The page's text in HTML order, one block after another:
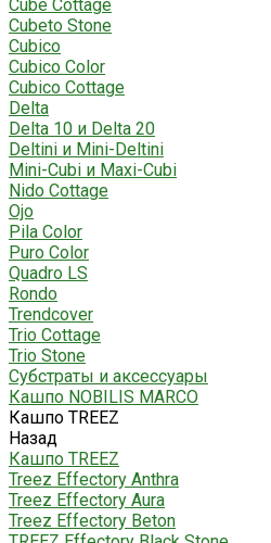
Cube Cottage
Cubeto Stone
Cubico
Cubico Color
Cubico Cottage
Delta
Delta 10 и Delta 20
Deltini и Mini-Deltini
Mini-Cubi и Maxi-Cubi
Nido Cottage
Ojo
Pila Color
Puro Color
Quadro LS
Rondo
Trendcover
Trio Cottage
Trio Stone
Субстраты и аксессуары
Кашпо NOBILIS MARCO
Кашпо TREEZ
Назад
Кашпо TREEZ
Treez Effectory Anthra
Treez Effectory Aura
Treez Effectory Beton